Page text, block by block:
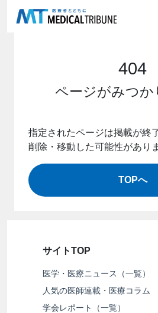
404
ページがみつか
指定されたページは掲載が終
削除・移動した可能性があり
TOPへ
サイトTOP
医学・医療ニュース（一覧）
人気の医師連載・医療コラム
学会レポート（一覧）